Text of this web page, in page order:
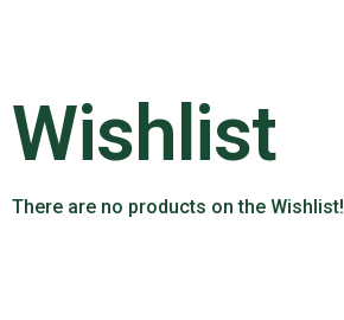
Wishlist
There are no products on the Wishlist!